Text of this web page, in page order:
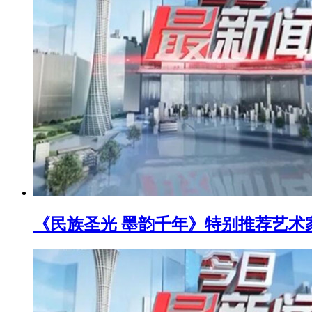
《民族圣光 墨韵千年》特别推荐艺术